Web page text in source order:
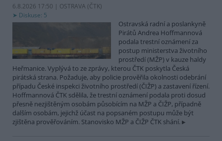
6.8.2026 17:50 | OSTRAVA (ČTK)
Diskuse: 5
Ostravská radní a poslankyně
Pirátů Andrea Hoffmannová
podala trestní oznámení za
postup ministerstva životního
prostředí (MŽP) v kauze haldy
Heřmanice. Vyplývá to ze zprávy, kterou ČTK poskytla Česká
pirátská strana. Požaduje, aby policie prověřila okolnosti odebrání
případu České inspekci životního prostředí (ČIŽP) a zastavení řízení.
Hoffmannová ČTK sdělila, že trestní oznámení podala proti dosud
přesně nezjištěným osobám působícím na MŽP a ČIŽP, případně
dalším osobám, jejichž účast na popsaném postupu může být
zjištěna prověřováním. Stanovisko MŽP a ČIŽP ČTK shání.